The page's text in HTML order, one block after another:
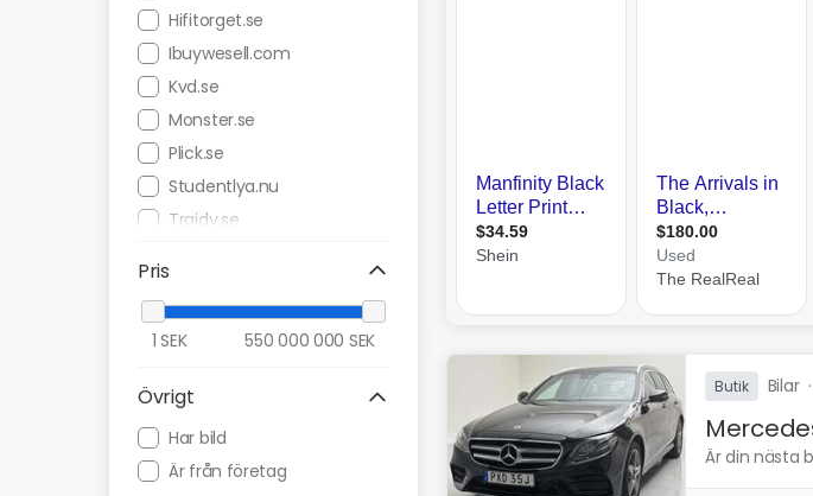
Hifitorget.se
Ibuywesell.com
Kvd.se
Monster.se
Plick.se
Studentlya.nu
Traidy.se
Pris
1 SEK 550 000 000 SEK
Övrigt
Har bild
Är från företag
Butik Bilar·
Är din nästa